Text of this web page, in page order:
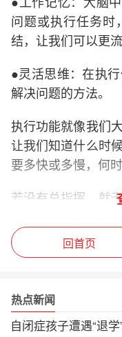
问题或执行任务时
结，让我们可以更
●灵活思维：在执
解决问题的方法。
执行功能就像我们
让我们知道什么时
要多快或多慢，何
若没有总指挥，就
执行功能也很大程
●组织、规划和决
回首页
热点新闻
自闭症孩子遭遇“退